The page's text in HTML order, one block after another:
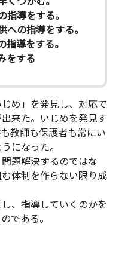
導をする。
の指導をする。
導をする。
をする
め」を発見し、対応で
来た。いじめを発見す
教師も保護者も常にい
になった。
題解決するのではな
体制を作らない限り成
、指導していくのかを
である。